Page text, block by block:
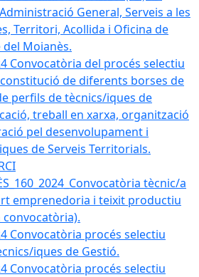
General, Serveis a les
Territori, Acollida i Oficina de
del Moianès.
Convocatòria del procés selectiu
de diferents borses de
perfils de tècnics/iques de
treball en xarxa, organització
pel desenvolupament i
de Serveis Territorials.
tècnic/a
emprenedoria i teixit productiu
convocatòria).
Convocatòria procés selectiu
iques de Gestió.
Convocatòria procés selectiu